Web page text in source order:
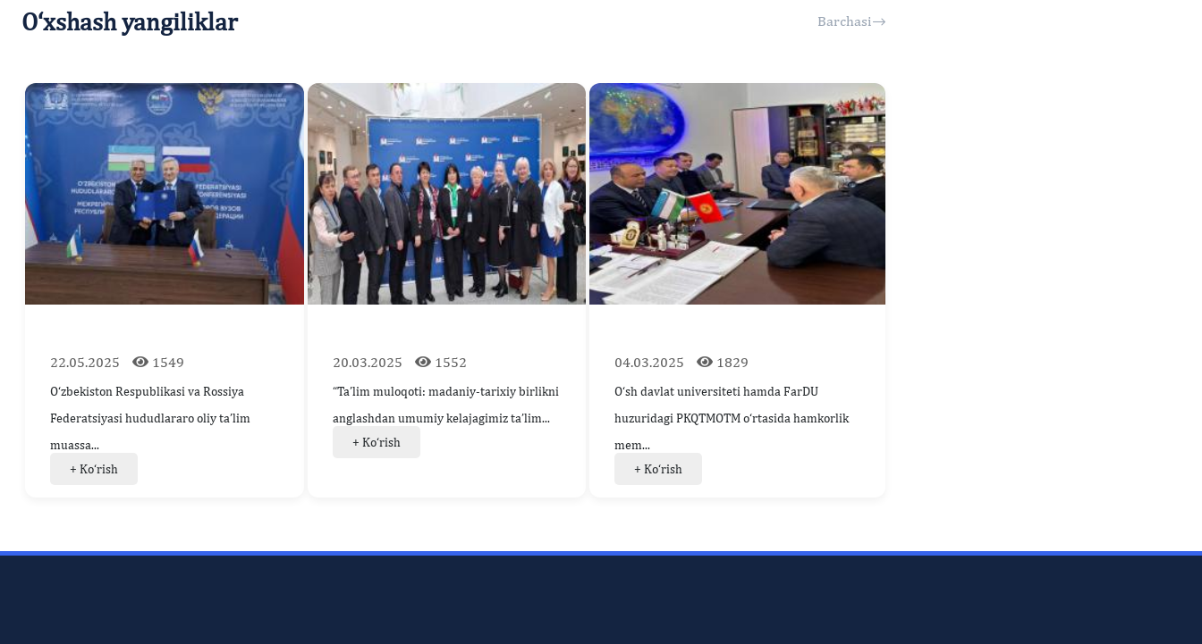
O‘xshash yangiliklar Barchasi
22.05.2025 1549
O‘zbekiston Respublikasi va Rossiya
Federatsiyasi hududlararo oliy ta’lim
muassa...
+ Ko‘rish
20.03.2025 1552
“Ta’lim muloqoti: madaniy-tarixiy birlikni
anglashdan umumiy kelajagimiz ta’lim...
+ Ko‘rish
04.03.2025 1829
O‘sh davlat universiteti hamda FarDU
huzuridagi PKQTMOTM o‘rtasida hamkorlik
mem...
+ Ko‘rish